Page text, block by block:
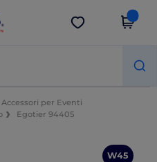
Scarica app
Accessori per Eventi
Egotier 94405
W45